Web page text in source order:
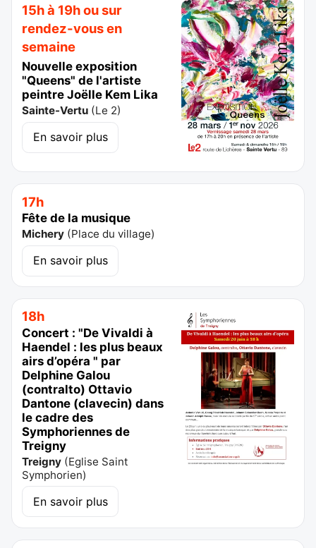
15h à 19h ou sur
rendez-vous en
semaine
Nouvelle exposition
"Queens" de l'artiste
peintre Joëlle Kem Lika
Sainte-Vertu (Le 2)
En savoir plus
17h
Fête de la musique
Michery (Place du village)
En savoir plus
18h
Concert : "De Vivaldi à
Haendel : les plus beaux
airs d’opéra " par
Delphine Galou
(contralto) Ottavio
Dantone (clavecin) dans
le cadre des
Symphoriennes de
Treigny
Treigny (Eglise Saint
Symphorien)
En savoir plus